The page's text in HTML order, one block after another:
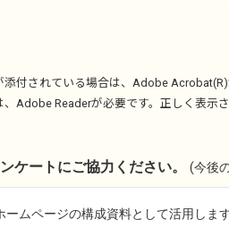
付されている場合は、 Adobe Acrobat(R)
Adobe Readerが必要です。正しく表示